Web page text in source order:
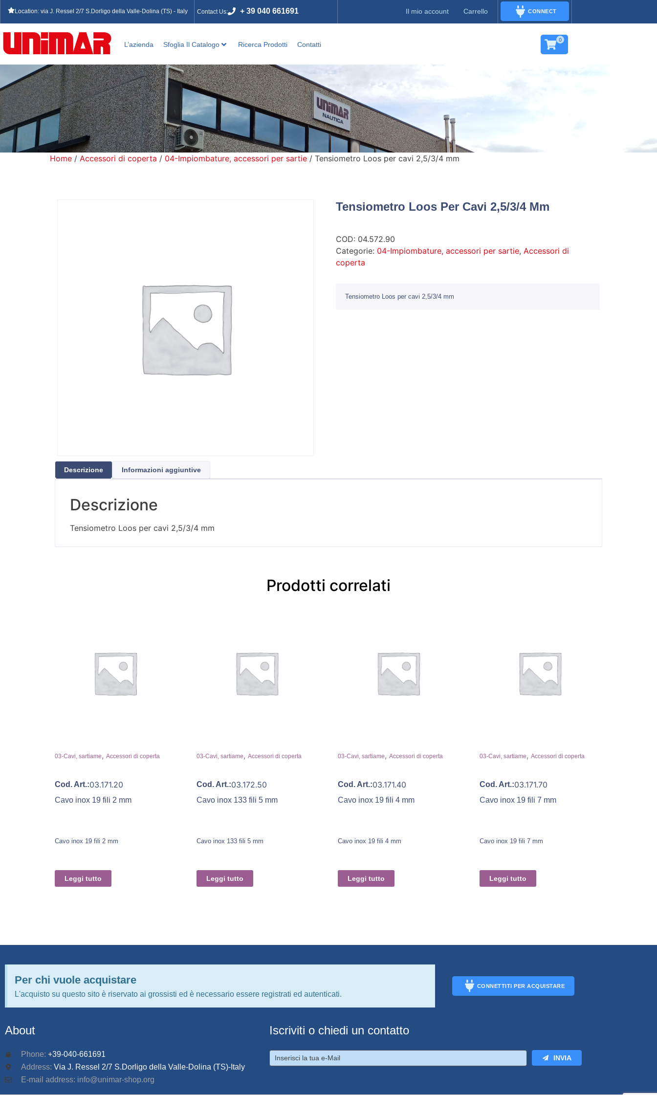
Location: via J. Ressel 2/7 S.Dorligo della Valle-Dolina (TS) - Italy Contact Us: + 39 040 661691 Il mio account Carrello CONNECT
L’azienda Sfoglia Il Catalogo Ricerca Prodotti Contatti
0
Home / Accessori di coperta / 04-Impiombature, accessori per sartie / Tensiometro Loos per cavi 2,5/3/4 mm
Tensiometro Loos Per Cavi 2,5/3/4 Mm
COD: 04.572.90
Categorie: 04-Impiombature, accessori per sartie, Accessori di
coperta
Tensiometro Loos per cavi 2,5/3/4 mm
Descrizione Informazioni aggiuntive
Descrizione
Tensiometro Loos per cavi 2,5/3/4 mm
Prodotti correlati
03-Cavi, sartiame, Accessori di coperta
Cod. Art.:03.171.20
Cavo inox 19 fili 2 mm
Cavo inox 19 fili 2 mm
Leggi tutto
03-Cavi, sartiame, Accessori di coperta
Cod. Art.:03.172.50
Cavo inox 133 fili 5 mm
Cavo inox 133 fili 5 mm
Leggi tutto
03-Cavi, sartiame, Accessori di coperta
Cod. Art.:03.171.40
Cavo inox 19 fili 4 mm
Cavo inox 19 fili 4 mm
Leggi tutto
03-Cavi, sartiame, Accessori di coperta
Cod. Art.:03.171.70
Cavo inox 19 fili 7 mm
Cavo inox 19 fili 7 mm
Leggi tutto
Per chi vuole acquistare
L'acquisto su questo sito è riservato ai grossisti ed è necessario essere registrati ed autenticati.
CONNETTITI PER ACQUISTARE
About
Phone: +39-040-661691
Address: Via J. Ressel 2/7 S.Dorligo della Valle-Dolina (TS)-Italy
E-mail address: info@unimar-shop.org
Iscriviti o chiedi un contatto
INVIA